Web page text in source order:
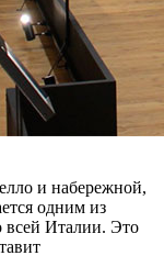
и набережной,
одним из
всей Италии. Это